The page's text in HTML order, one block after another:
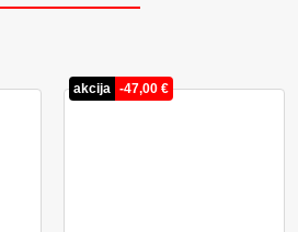
akcija -47,00 €